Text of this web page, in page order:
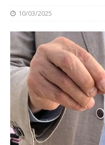
10/03/2025